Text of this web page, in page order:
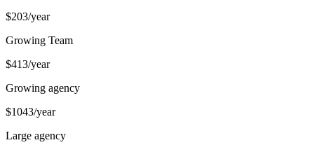
$203/year
Growing Team
$413/year
Growing agency
$1043/year
Large agency